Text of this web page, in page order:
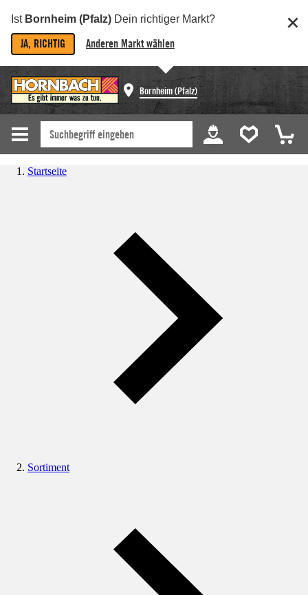
Ist Bornheim (Pfalz) Dein richtiger Markt?
JA, RICHTIG Anderen Markt wählen
Bornheim (Pfalz)
Startseite
Sortiment